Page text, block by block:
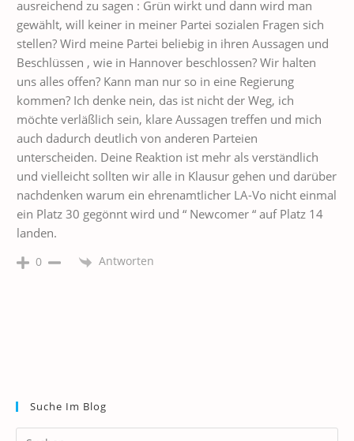
ausreichend zu sagen : Grün wirkt und dann wird man
gewählt, will keiner in meiner Partei sozialen Fragen sich
stellen? Wird meine Partei beliebig in ihren Aussagen und
Beschlüssen , wie in Hannover beschlossen? Wir halten
uns alles offen? Kann man nur so in eine Regierung
kommen? Ich denke nein, das ist nicht der Weg, ich
möchte verläßlich sein, klare Aussagen treffen und mich
auch dadurch deutlich von anderen Parteien
unterscheiden. Deine Reaktion ist mehr als verständlich
und vielleicht sollten wir alle in Klausur gehen und darüber
nachdenken warum ein ehrenamtlicher LA-Vo nicht einmal
ein Platz 30 gegönnt wird und “ Newcomer “ auf Platz 14
landen.
0 Antworten
Suche Im Blog